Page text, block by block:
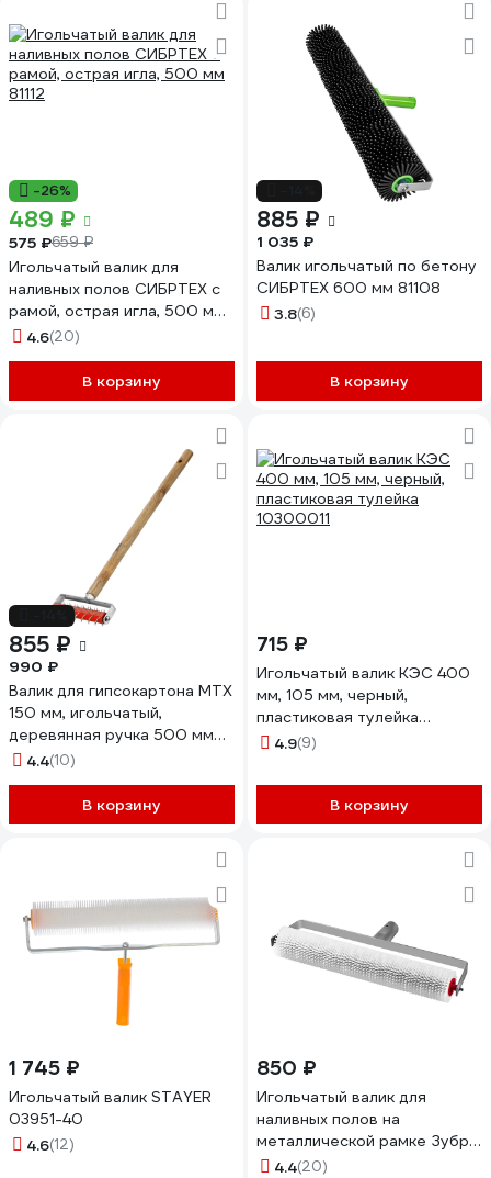
-26%
489 ₽
575 ₽659 ₽
Игольчатый валик для
наливных полов СИБРТЕХ с
рамой, острая игла, 500 мм
81112
4.6(20)
В корзину
885 ₽
1 035 ₽
Валик игольчатый по бетону
СИБРТЕХ 600 мм 81108
3.8(6)
В корзину
855 ₽
990 ₽
Валик для гипсокартона MTX
150 мм, игольчатый,
деревянная ручка 500 мм
87901
4.4(10)
В корзину
715 ₽
Игольчатый валик КЭС 400
мм, 105 мм, черный,
пластиковая тулейка
10300011
4.9(9)
В корзину
1 745 ₽
Игольчатый валик STAYER
03951-40
4.6(12)
850 ₽
Игольчатый валик для
наливных полов на
металлической рамке Зубр
МАСТЕР 72х600 мм 03952-
4.4(20)